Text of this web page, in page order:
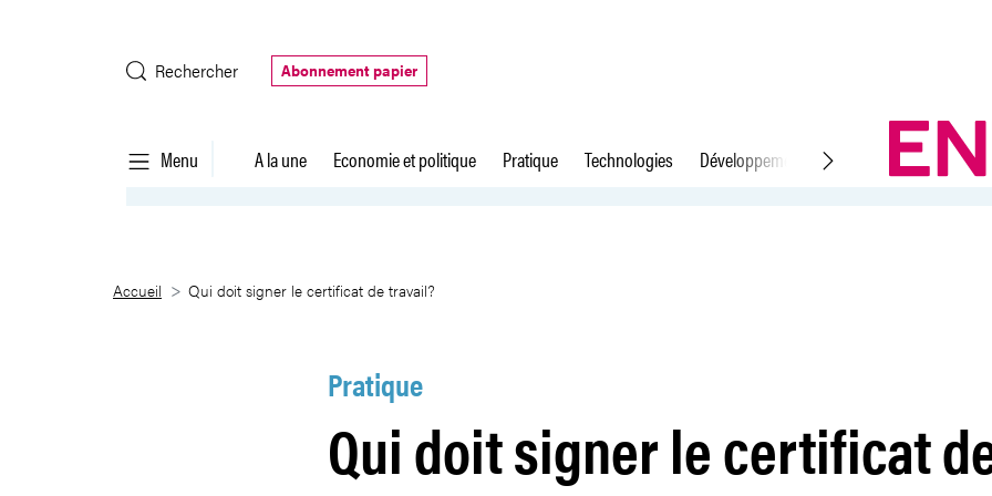
Rechercher
Abonnement papier
Menu A la une Economie et politique Pratique Technologies Développement durable Droit du travail
Qui doit signer le certificat de travail?
Accueil Qui doit signer le certificat de travail?
Pratique
Qui doit signer le certificat